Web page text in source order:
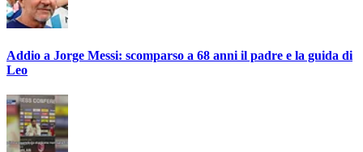
Addio a Jorge Messi: scomparso a 68 anni il padre e la guida di
Leo